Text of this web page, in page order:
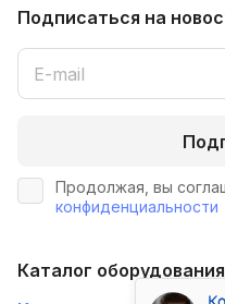
Подписаться на
Продолжая, вы
конфиденциальности
Каталог оборудования